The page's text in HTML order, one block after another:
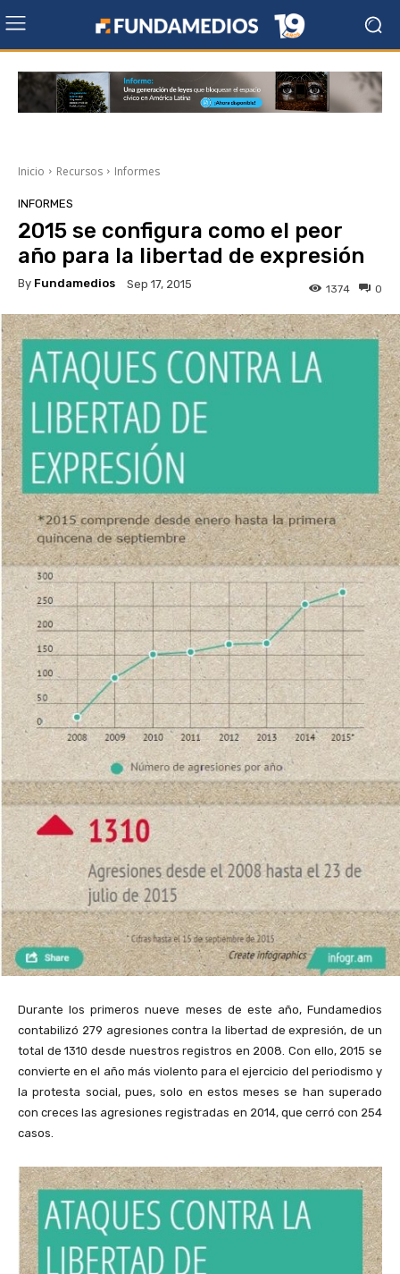
Inicio Recursos Informes
INFORMES
2015 se configura como el peor
año para la libertad de expresión
By Fundamedios Sep 17, 2015 0
1374
Durante los primeros nueve meses de este año, Fundamedios
contabilizó 279 agresiones contra la libertad de expresión, de un
total de 1310 desde nuestros registros en 2008. Con ello, 2015 se
convierte en el año más violento para el ejercicio del periodismo y
la protesta social, pues, solo en estos meses se han superado
con creces las agresiones registradas en 2014, que cerró con 254
casos.